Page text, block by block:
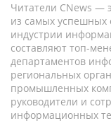
Читатели CNews —
из самых успешных
индустрии
составляют топ-
департаментов
региональных
промышленных
руководители и
информационных